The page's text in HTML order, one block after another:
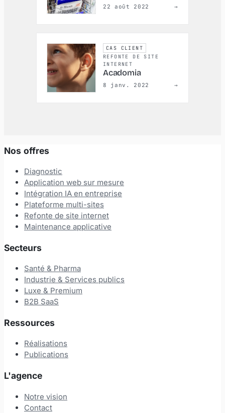
22 août 2022 →
CAS CLIENT
REFONTE DE SITE
INTERNET
Acadomia
8 janv. 2022 →
Nos offres
Diagnostic
Application web sur mesure
Intégration IA en entreprise
Plateforme multi-sites
Refonte de site internet
Maintenance applicative
Secteurs
Santé & Pharma
Industrie & Services publics
Luxe & Premium
B2B SaaS
Ressources
Réalisations
Publications
L'agence
Notre vision
Contact